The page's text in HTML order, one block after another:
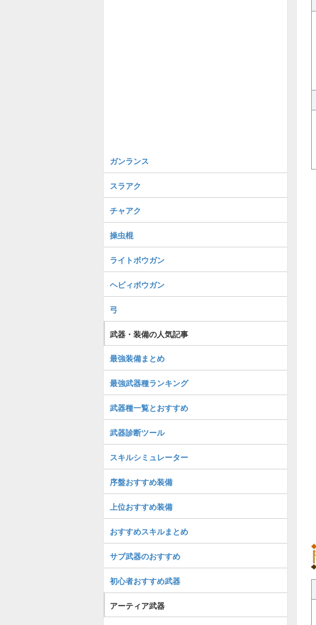
ガンランス
スラアク
チャアク
操虫棍
ライトボウガン
ヘビィボウガン
弓
武器・装備の人気記事
最強装備まとめ
最強武器種ランキング
武器種一覧とおすすめ
武器診断ツール
スキルシミュレーター
序盤おすすめ装備
上位おすすめ装備
おすすめスキルまとめ
サブ武器のおすすめ
初心者おすすめ武器
アーティア武器